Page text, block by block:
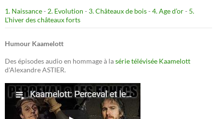
1. Naissance- 2. Evolution - 3. Châteaux de bois- 4. Age d’or- 5.
L’hiver des châteaux forts
Humour Kaamelott
Des épisodes audio en hommage à lasérie télévisée Kaamelott
d'Alexandre ASTIER.